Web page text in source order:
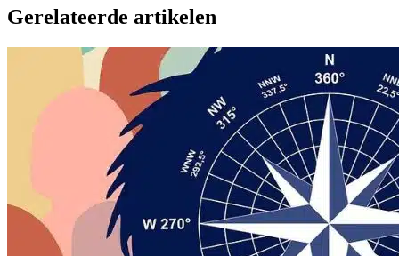
Gerelateerde artikelen